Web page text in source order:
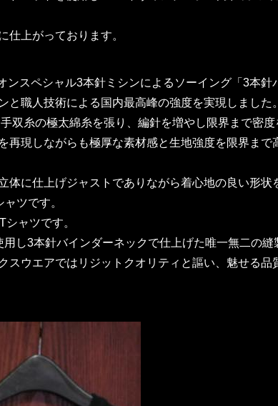
仕上がっております。
スペシャル3本針ミシンによるソーイング「3本針
職人技術による国内最高峰の強度を実現しました。
双糸の極太綿糸を張り、編針を増やし限界まで密
再現しながらも極厚な素材感と生地強度を限界まで
体に仕上げジャストでありながら着心地の良い形状
ツです。
ャツです。
し3本針バインダーネックで仕上げた唯一無二の縫
ウエアではリジットクオリティと謳い、魅せる品